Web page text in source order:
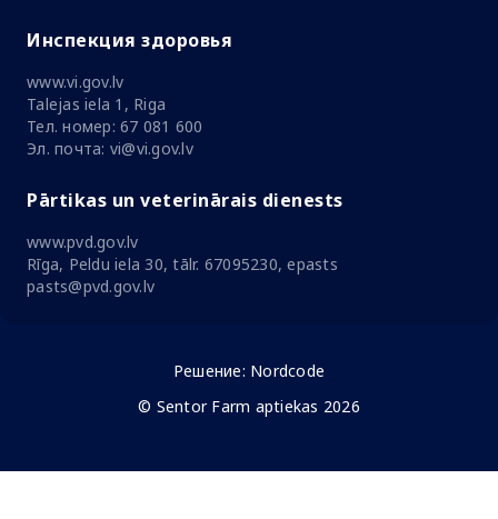
Инспекция здоровья
www.vi.gov.lv
Talejas iela 1, Riga
Тел. номер: 67 081 600
Эл. почта: vi@vi.gov.lv
Pārtikas un veterinārais dienests
www.pvd.gov.lv
Rīga, Peldu iela 30, tālr. 67095230, epasts
pasts@pvd.gov.lv
Решение: Nordcode
© Sentor Farm aptiekas 2026